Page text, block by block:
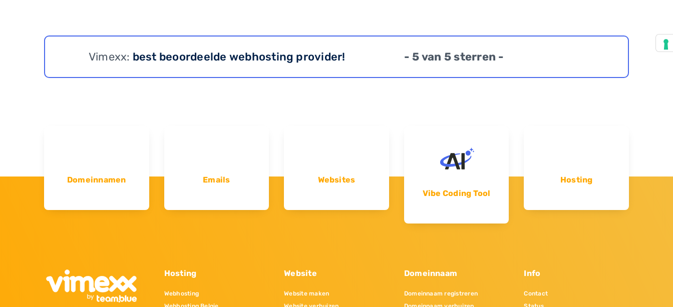
Vimexx: best beoordeelde webhosting provider! - 5 van 5 sterren -
Domeinnamen Emails
Websites
Vibe Coding Tool
Hosting
Hosting
Webhosting
Website
Website maken
Domeinnaam
Domeinnaam registreren
Info
Contact